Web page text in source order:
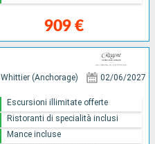
909 €
Whittier (Anchorage) 02/06/2027
Escursioni illimitate offerte
Ristoranti di specialità inclusi
Mance incluse